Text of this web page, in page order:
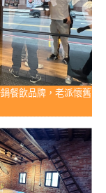
餐飲品牌，老派懷舊